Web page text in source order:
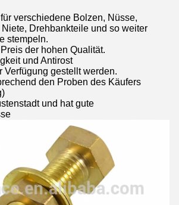
verschiedene Bolzen, Nüsse,
Drehbankteile und so weiter
stempeln.
der hohen Qualität.
und Antirost
Verfügung gestellt werden.
den Proben des Käufers
und hat gute